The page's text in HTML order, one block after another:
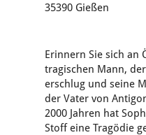
35390 Gießen
Erinnern Sie sich an
tragischen Mann,
erschlug und seine
der Vater von
2000 Jahren hat
Stoff eine Tragödie